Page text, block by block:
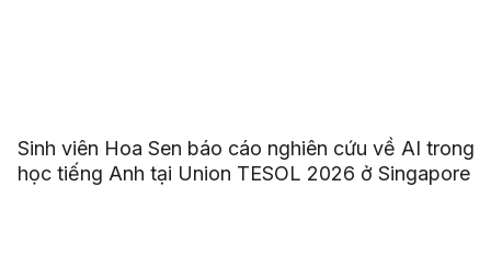
Sinh viên Hoa Sen báo cáo nghiên cứu về AI trong
học tiếng Anh tại Union TESOL 2026 ở Singapore